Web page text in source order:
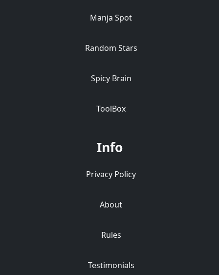
Manja Spot
Random Stars
Spicy Brain
ToolBox
Info
Privacy Policy
About
Rules
Testimonials